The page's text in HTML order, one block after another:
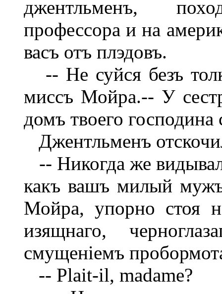
джентльменъ,
профессора и на
васъ отъ плэдовъ.
-- Не суйся безъ
миссъ Мойра.-- У
домъ твоего господина
Джентльменъ
-- Никогда же
какъ вашъ милый
Мойра, упорно стоя
изящнаго,
смущеніемъ
-- Plait-il, madame?